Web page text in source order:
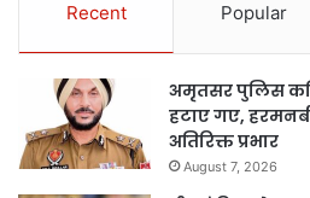
Recent Popular
अमृतसर पुलिस
हटाए गए,
अतिरिक्त प्रभार
August 7, 2026